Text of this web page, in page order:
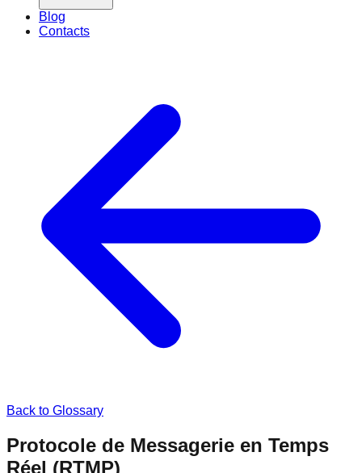
Blog
Contacts
Back to Glossary
Protocole de Messagerie en Temps
Réel (RTMP)